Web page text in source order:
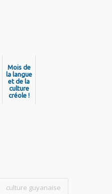
Mois de
la langue
et de la
culture
créole !
culture guyanaise